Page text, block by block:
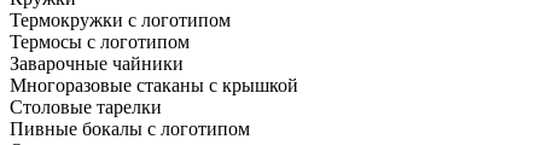
Термокружки с логотипом
Термосы с логотипом
Заварочные чайники
Многоразовые стаканы с крышкой
Столовые тарелки
Пивные бокалы с логотипом